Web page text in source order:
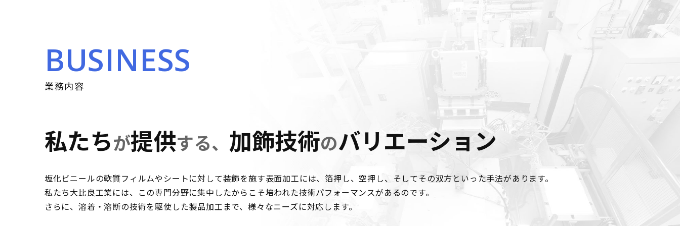
BUSINESS
業務内容
私たちが提供する、 加飾技術のバリエーション
塩化ビニールの軟質フィルムやシートに対して装飾を施す表面加工には、箔押し、空押し、そしてその双方といった手法があります。
私たち大比良工業には、この専門分野に集中したからこそ培われた技術パフォーマンスがあるのです。
さらに、溶着・溶断の技術を駆使した製品加工まで、様々なニーズに対応します。